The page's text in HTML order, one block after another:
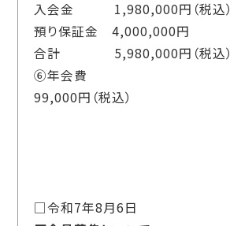
入会金 1,980,000円（税込）
預り保証金4,000,000円
合計 5,980,000円（税込）
⑥年会費
99,000円（税込）
□令和7年8月6日